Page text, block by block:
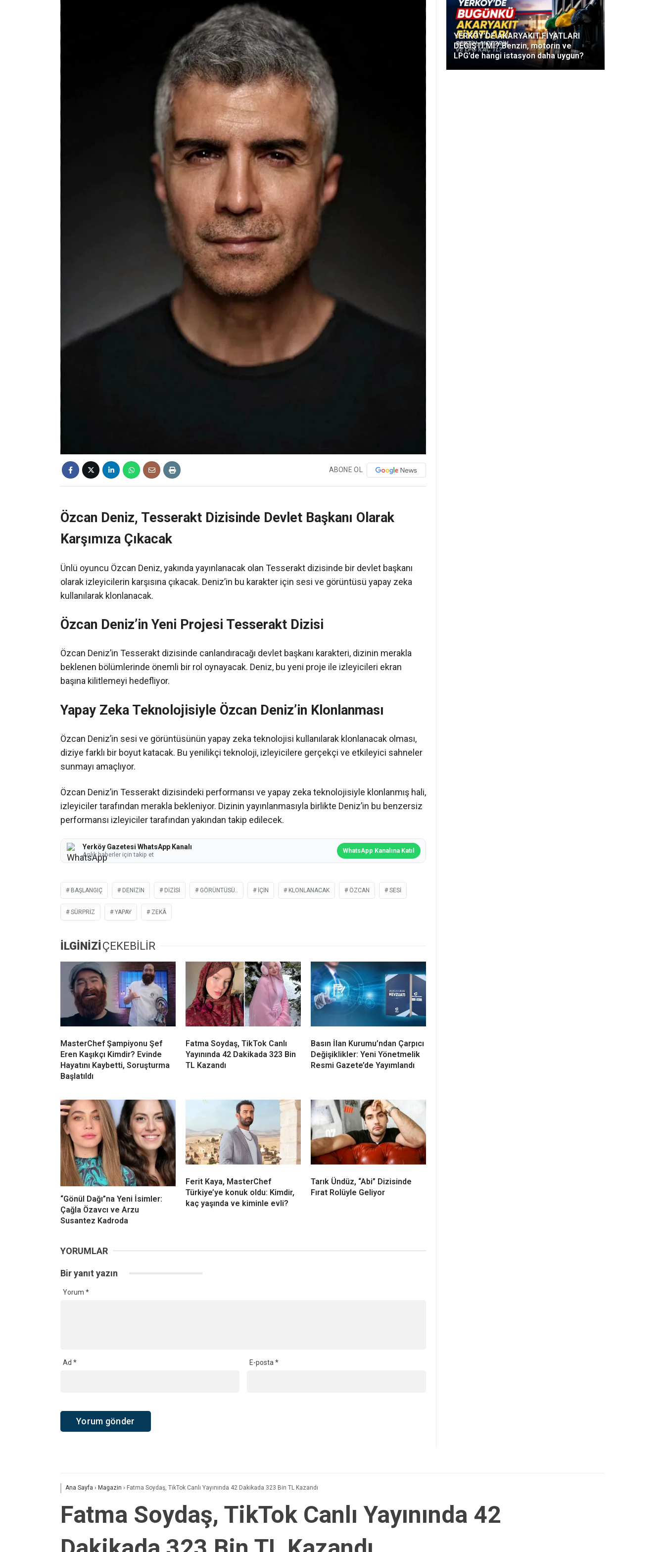
ABONE OL
Özcan Deniz, Tesserakt Dizisinde Devlet Başkanı Olarak
Karşımıza Çıkacak
Ünlü oyuncu Özcan Deniz, yakında yayınlanacak olan Tesserakt dizisinde bir devlet başkanı
olarak izleyicilerin karşısına çıkacak. Deniz’in bu karakter için sesi ve görüntüsü yapay zeka
kullanılarak klonlanacak.
Özcan Deniz’in Yeni Projesi Tesserakt Dizisi
Özcan Deniz’in Tesserakt dizisinde canlandıracağı devlet başkanı karakteri, dizinin merakla
beklenen bölümlerinde önemli bir rol oynayacak. Deniz, bu yeni proje ile izleyicileri ekran
başına kilitlemeyi hedefliyor.
Yapay Zeka Teknolojisiyle Özcan Deniz’in Klonlanması
Özcan Deniz’in sesi ve görüntüsünün yapay zeka teknolojisi kullanılarak klonlanacak olması,
diziye farklı bir boyut katacak. Bu yenilikçi teknoloji, izleyicilere gerçekçi ve etkileyici sahneler
sunmayı amaçlıyor.
Özcan Deniz’in Tesserakt dizisindeki performansı ve yapay zeka teknolojisiyle klonlanmış hali,
izleyiciler tarafından merakla bekleniyor. Dizinin yayınlanmasıyla birlikte Deniz’in bu benzersiz
performansı izleyiciler tarafından yakından takip edilecek.
Yerköy Gazetesi WhatsApp Kanalı
Anlık haberler için takip et
WhatsApp Kanalına Katıl
BAŞLANGIÇ DENIZIN DIZISI GÖRÜNTÜSÜ.. IÇIN KLONLANACAK ÖZCAN SESI
SÜRPRIZ YAPAY ZEKÂ
İLGİNİZİÇEKEBİLİR
MasterChef Şampiyonu Şef
Eren Kaşıkçı Kimdir? Evinde
Hayatını Kaybetti, Soruşturma
Başlatıldı
Fatma Soydaş, TikTok Canlı
Yayınında 42 Dakikada 323 Bin
TL Kazandı
Basın İlan Kurumu’ndan Çarpıcı
Değişiklikler: Yeni Yönetmelik
Resmi Gazete’de Yayımlandı
“Gönül Dağı”na Yeni İsimler:
Çağla Özavcı ve Arzu
Susantez Kadroda
Ferit Kaya, MasterChef
Türkiye’ye konuk oldu: Kimdir,
kaç yaşında ve kiminle evli?
Tarık Ündüz, “Abi” Dizisinde
Fırat Rolüyle Geliyor
YORUMLAR
Bir yanıt yazın
Yorum *
Ad * E-posta*
YERKÖY’DE AKARYAKIT FİYATLARI
DEĞİŞTİ Mİ? Benzin, motorin ve
LPG’de hangi istasyon daha uygun?
Ana Sayfa › Magazin › Fatma Soydaş, TikTok Canlı Yayınında 42 Dakikada 323 Bin TL Kazandı
Fatma Soydaş, TikTok Canlı Yayınında 42